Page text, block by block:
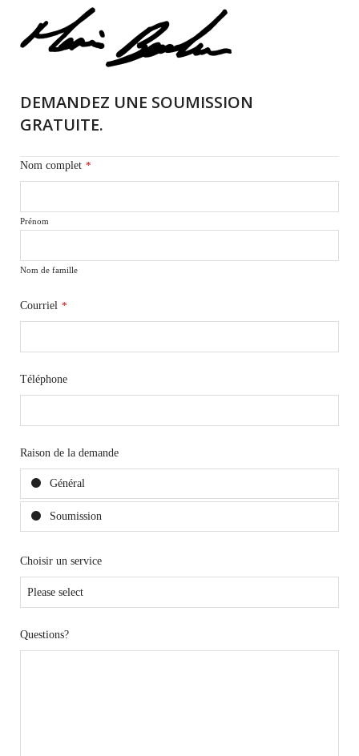
DEMANDEZ UNE SOUMISSION
GRATUITE.
Nom complet *
Prénom
Nom de famille
Courriel *
Téléphone
Raison de la demande
Général
Soumission
Choisir un service
Questions?